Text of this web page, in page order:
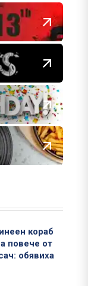
кораб
повече от
обявиха